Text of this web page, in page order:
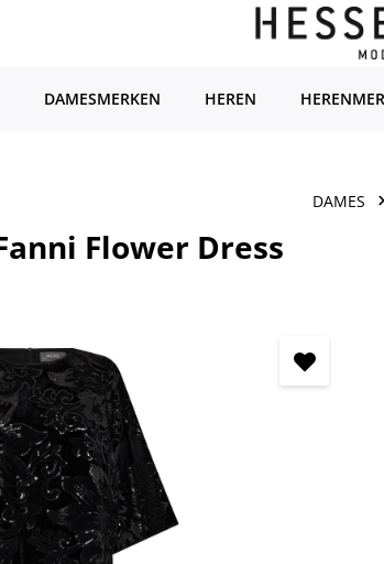
DAMESMERKEN HEREN
DAMES
Flower Dress